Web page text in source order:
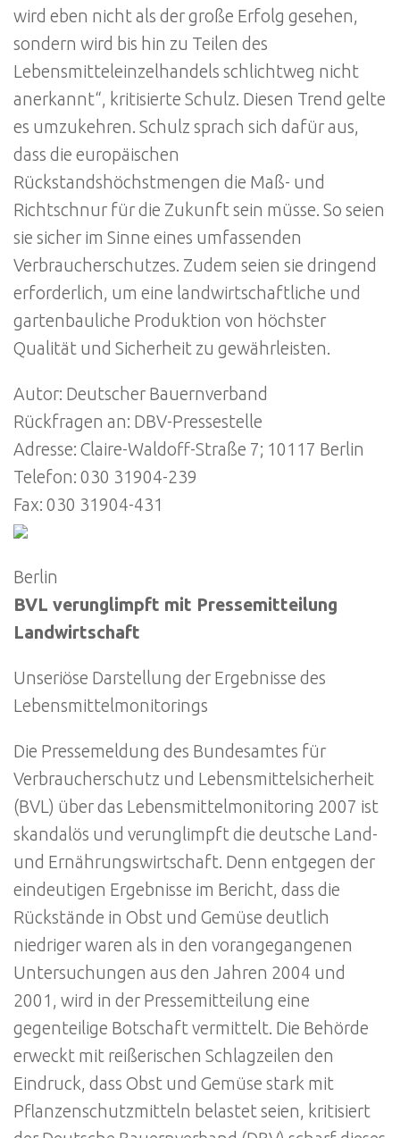
wird eben nicht als der große Erfolg gesehen,
sondern wird bis hin zu Teilen des
Lebensmitteleinzelhandels schlichtweg nicht
anerkannt“, kritisierte Schulz. Diesen Trend gelte
es umzukehren. Schulz sprach sich dafür aus,
dass die europäischen
Rückstandshöchstmengen die Maß- und
Richtschnur für die Zukunft sein müsse. So seien
sie sicher im Sinne eines umfassenden
Verbraucherschutzes. Zudem seien sie dringend
erforderlich, um eine landwirtschaftliche und
gartenbauliche Produktion von höchster
Qualität und Sicherheit zu gewährleisten.
Autor: Deutscher Bauernverband
Rückfragen an: DBV-Pressestelle
Adresse: Claire-Waldoff-Straße 7; 10117 Berlin
Telefon: 030 31904-239
Fax: 030 31904-431
Berlin
BVL verunglimpft mit Pressemitteilung
Landwirtschaft
Unseriöse Darstellung der Ergebnisse des
Lebensmittelmonitorings
Die Pressemeldung des Bundesamtes für
Verbraucherschutz und Lebensmittelsicherheit
(BVL) über das Lebensmittelmonitoring 2007 ist
skandalös und verunglimpft die deutsche Land-
und Ernährungswirtschaft. Denn entgegen der
eindeutigen Ergebnisse im Bericht, dass die
Rückstände in Obst und Gemüse deutlich
niedriger waren als in den vorangegangenen
Untersuchungen aus den Jahren 2004 und
2001, wird in der Pressemitteilung eine
gegenteilige Botschaft vermittelt. Die Behörde
erweckt mit reißerischen Schlagzeilen den
Eindruck, dass Obst und Gemüse stark mit
Pflanzenschutzmitteln belastet seien, kritisiert